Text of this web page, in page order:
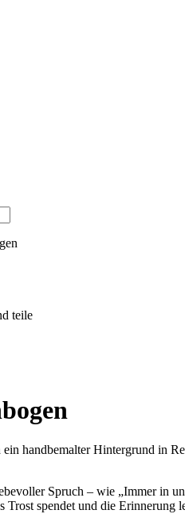
teile
handbemalter Hintergrund in
Spruch – wie „Immer in
Trost spendet und die Erinnerung